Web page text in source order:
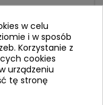
w celu
i w sposób
Korzystanie z
cookies
urządzeniu
tę stronę